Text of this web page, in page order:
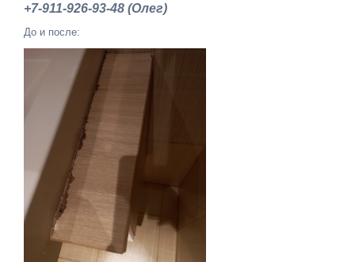
+7-911-926-93-48 (Олег)
До и после: